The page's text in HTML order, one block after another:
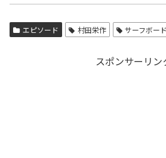
エピソード 村田栄作 サーフボー
スポンサーリン